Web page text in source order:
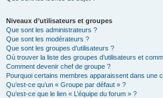
Niveaux d’utilisateurs et groupes
Que sont les administrateurs ?
Que sont les modérateurs ?
Que sont les groupes d’utilisateurs ?
Où trouver la liste des groupes d’utilisateurs et
Comment devenir chef de groupe ?
Pourquoi certains membres apparaissent dans une
Qu’est-ce qu’un « Groupe par défaut » ?
Qu’est-ce que le lien « L’équipe du forum » ?